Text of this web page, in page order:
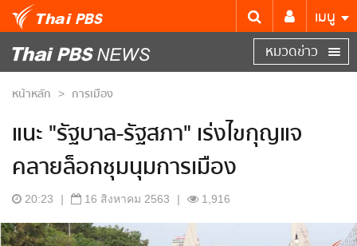
เมนู
หมวดข่าว
หน้าหลัก > การเมือง
แนะ "รัฐบาล-รัฐสภา" เร่งไขกุญแจ
คลายล็อกชุมนุมการเมือง
20:23 | 16 สิงหาคม 2563 | 1,916